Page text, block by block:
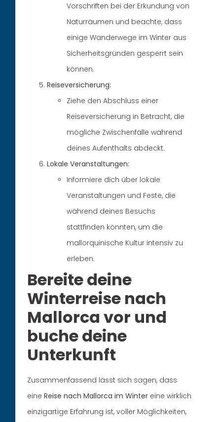
Vorschriften bei der Erkundung von
Naturräumen und beachte, dass
einige Wanderwege im Winter aus
Sicherheitsgründen gesperrt sein
können.
Reiseversicherung:
Ziehe den Abschluss einer
Reiseversicherung in Betracht, die
mögliche Zwischenfälle während
deines Aufenthalts abdeckt.
Lokale Veranstaltungen:
Informiere dich über lokale
Veranstaltungen und Feste, die
während deines Besuchs
stattfinden könnten, um die
mallorquinische Kultur intensiv zu
erleben.
Bereite deine
Winterreise nach
Mallorca vor und
buche deine
Unterkunft
Zusammenfassend lässt sich sagen, dass
eineReise nach Mallorca im Winter eine wirklich
einzigartige Erfahrung ist, voller Möglichkeiten,